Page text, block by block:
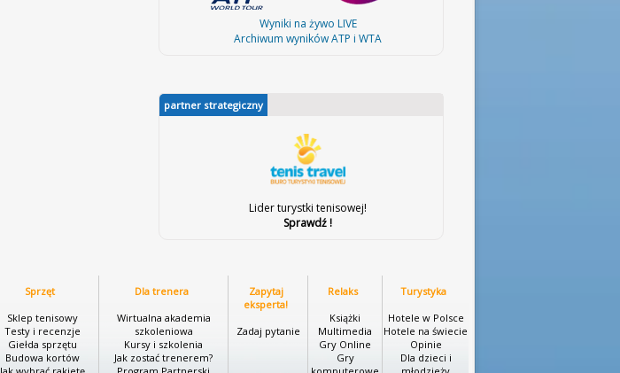
Wyniki na żywo LIVE
Archiwum wyników ATP i WTA
partner strategiczny
Lider turystki tenisowej!
Sprawdź !
Sprzęt
Sklep tenisowy
Testy i recenzje
Giełda sprzętu
Budowa kortów
Dla trenera
Wirtualna akademia
szkoleniowa
Kursy i szkolenia
Jak zostać trenerem?
Zapytaj
eksperta!
Zadaj pytanie
Relaks
Książki
Multimedia
Gry Online
Gry
Turystyka
Hotele w Polsce
Hotele na świecie
Opinie
Dla dzieci i